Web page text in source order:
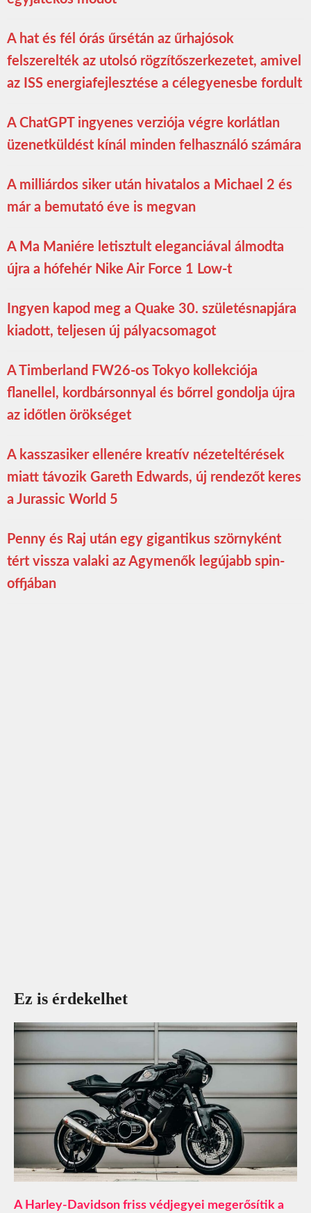
A hat és fél órás űrsétán az űrhajósok
felszerelték az utolsó rögzítőszerkezetet, amivel
az ISS energiafejlesztése a célegyenesbe fordult
A ChatGPT ingyenes verziója végre korlátlan
üzenetküldést kínál minden felhasználó számára
A milliárdos siker után hivatalos a Michael 2 és
már a bemutató éve is megvan
A Ma Maniére letisztult eleganciával álmodta
újra a hófehér Nike Air Force 1 Low-t
Ingyen kapod meg a Quake 30. születésnapjára
kiadott, teljesen új pályacsomagot
A Timberland FW26-os Tokyo kollekciója
flanellel, kordbársonnyal és bőrrel gondolja újra
az időtlen örökséget
A kasszasiker ellenére kreatív nézeteltérések
miatt távozik Gareth Edwards, új rendezőt keres
a Jurassic World 5
Penny és Raj után egy gigantikus szörnyként
tért vissza valaki az Agymenők legújabb spin-
offjában
Ez is érdekelhet
A Harley-Davidson friss védjegyei megerősítik a